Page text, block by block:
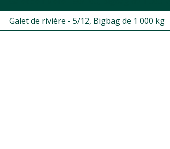
Galet de rivière - 5/12, Bigbag de 1 000 kg